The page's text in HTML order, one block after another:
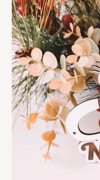
DO PRODNTO